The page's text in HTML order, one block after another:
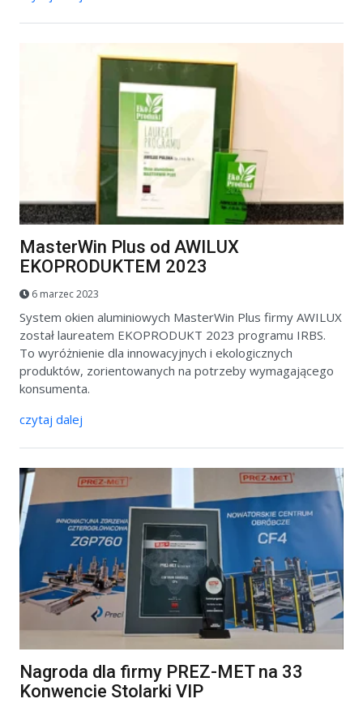
MasterWin Plus od AWILUX
EKOPRODUKTEM 2023
6 marzec 2023
System okien aluminiowych MasterWin Plus firmy AWILUX
został laureatem EKOPRODUKT 2023 programu IRBS.
To wyróżnienie dla innowacyjnych i ekologicznych
produktów, zorientowanych na potrzeby wymagającego
konsumenta.
czytaj dalej
Nagroda dla firmy PREZ-MET na 33
Konwencie Stolarki VIP